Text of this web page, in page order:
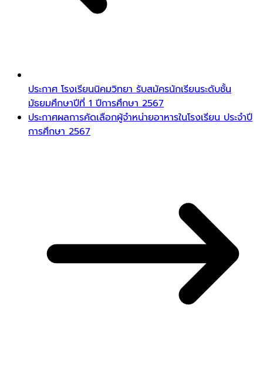
ประกาศ โรงเรียนนิคมวิทยา รับสมัครนักเรียนระดับชั้น
มัธยมศึกษาปีที่ 1 ปีการศึกษา 2567
ประกาศผลการคัดเลือกผู้จำหน่ายอาหารในโรงเรียน ประจำปี
การศึกษา 2567